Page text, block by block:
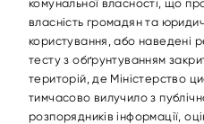
комунальної власності, що
власність громадян та
користування, або наведені
тесту з обґрунтуванням
територій, де Міністерство
тимчасово вилучило з
розпорядників інформації,